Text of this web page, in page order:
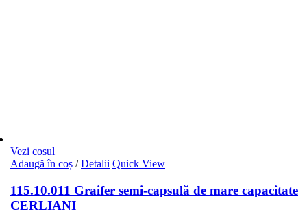
Vezi cosul
Adaugă în coș / Detalii Quick View
115.10.011 Graifer semi-capsulă de mare capacitate
CERLIANI